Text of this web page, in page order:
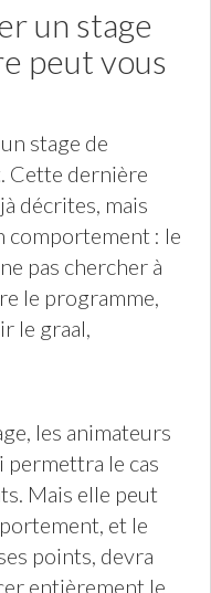
un stage
peut vous
stage de
Cette dernière
décrites, mais
comportement : le
pas chercher à
le programme,
le graal,
les animateurs
le cas
Mais elle peut
et le
points, devra
entièrement le